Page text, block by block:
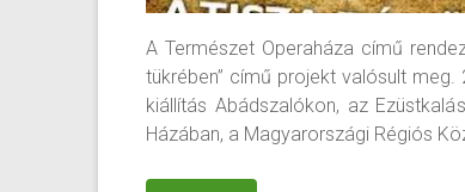
A Természet Operaháza című
tükrében” című projekt valósult
kiállítás Abádszalókon, az
Házában, a Magyarországi Régiós